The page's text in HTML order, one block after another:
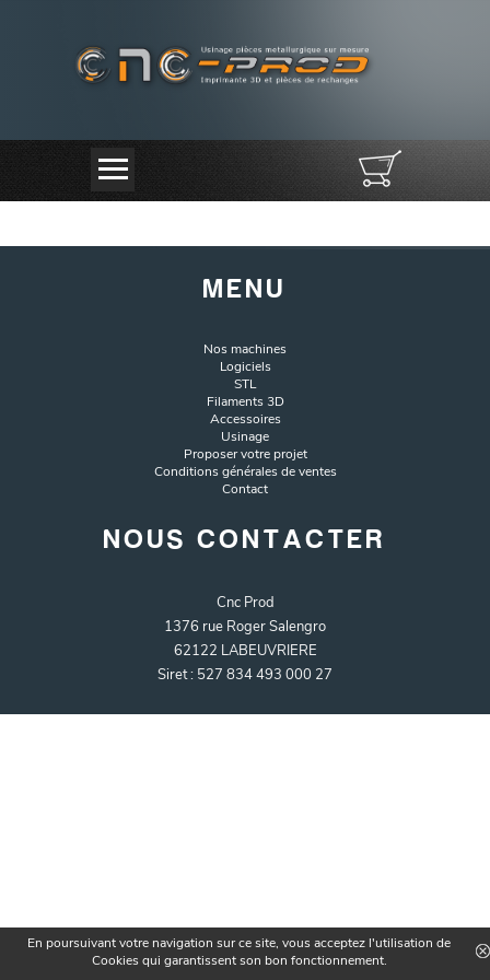
En poursuivant votre navigation sur ce site, vous acceptez l'utilisation de
Cookies qui garantissent son bon fonctionnement.
MENU
Nos machines
Logiciels
STL
Filaments 3D
Accessoires
Usinage
Proposer votre projet
Conditions générales de ventes
Contact
NOUS CONTACTER
Cnc Prod
1376 rue Roger Salengro
62122 LABEUVRIERE
Siret : 527 834 493 000 27